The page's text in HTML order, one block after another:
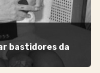
bastidores da